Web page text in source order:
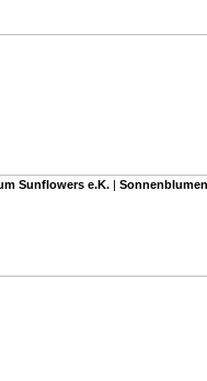
Sunflowers e.K. |